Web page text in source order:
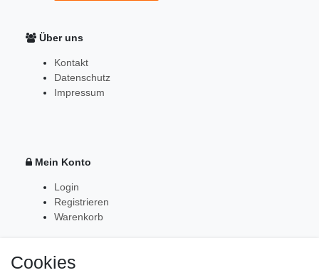
Über uns
Kontakt
Datenschutz
Impressum
Mein Konto
Login
Registrieren
Warenkorb
Cookies